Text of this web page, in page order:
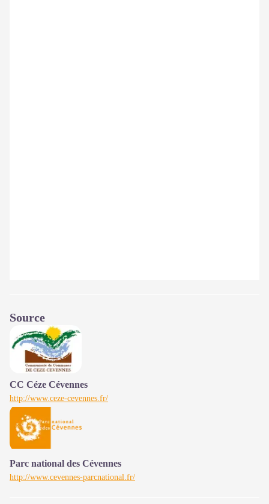
Source
CC Céze Cévennes
http://www.ceze-cevennes.fr/
Parc national des Cévennes
http://www.cevennes-parcnational.fr/